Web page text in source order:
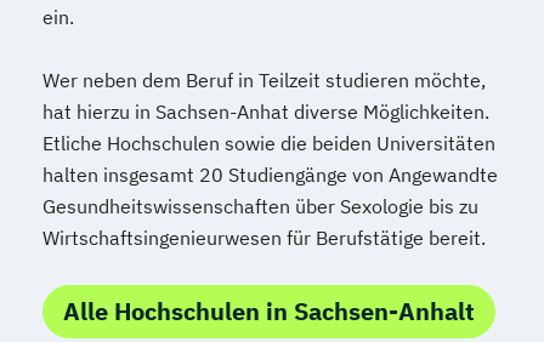
Wirtschaftsinformatik (DE/EN)
Wirtschaftsingenieurwesen
Wirtschaftsingenieurwesen (DE/EN)
Wirtschaftsingenieurwesen Medizintechnik
Wirtschaftspsychologie (DE/EN)
ein.
Wer neben dem Beruf in Teilzeit studieren möchte,
hat hierzu in Sachsen-Anhat diverse Möglichkeiten.
Etliche Hochschulen sowie die beiden Universitäten
halten insgesamt 20 Studiengänge von Angewandte
Gesundheitswissenschaften über Sexologie bis zu
Wirtschaftsingenieurwesen für Berufstätige bereit.
Alle Hochschulen in Sachsen-Anhalt